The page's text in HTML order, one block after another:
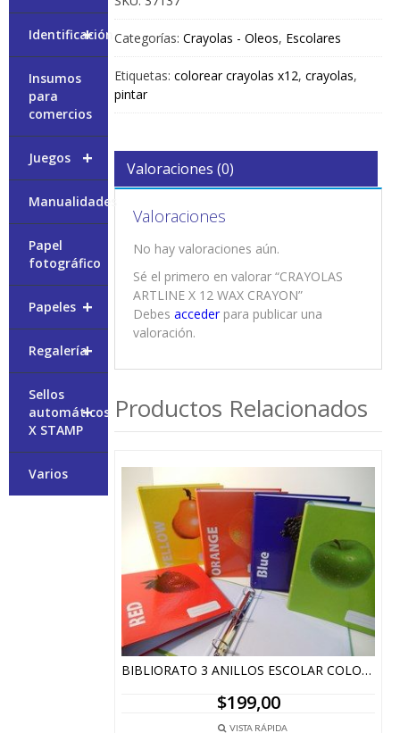
Categorías:Crayolas - Oleos, Escolares
Etiquetas:colorear crayolas x12,crayolas,
pintar
Valoraciones (0)
Valoraciones
No hay valoraciones aún.
Sé el primero en valorar “CRAYOLAS
ARTLINE X 12 WAX CRAYON”
Debesaccederpara publicar una
valoración.
Productos Relacionados
BIBLIORATO 3 ANILLOS ESCOLAR COLORS (FRUTAS)
$199,00
VISTA RÁPIDA
+
Identificación
Insumos
para
comercios
+
Juegos
Manualidades
Papel
fotográfico
+
Papeles
+
Regalería
+
Sellos
automáticos
X STAMP
Varios